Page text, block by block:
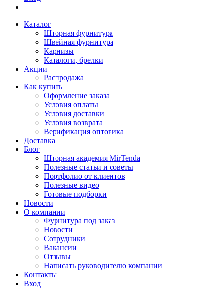
Каталог
Шторная фурнитура
Швейная фурнитура
Карнизы
Каталоги, брелки
Акции
Распродажа
Как купить
Оформление заказа
Условия оплаты
Условия доставки
Условия возврата
Верификация оптовика
Доставка
Блог
Шторная академия MirTenda
Полезные статьи и советы
Портфолио от клиентов
Полезные видео
Готовые подборки
Новости
О компании
Фурнитура под заказ
Новости
Сотрудники
Вакансии
Отзывы
Написать руководителю компании
Контакты
Вход